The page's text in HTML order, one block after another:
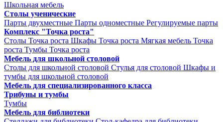
Школьная мебель
Столы ученические
Парты двухместные Парты одноместные Регулируемые парты
Комплекс "Точка роста"
Столы Точка роста Шкафы Точка роста Мягкая мебель Точка
роста Тумбы Точка роста
Мебель для школьной столовой
Столы для школьной столовой Стулья для столовой Шкафы и
тумбы для школьной столовой
Мебель для специализированного класса
Трибуны и тумбы
Тумбы
Мебель для библиотеки